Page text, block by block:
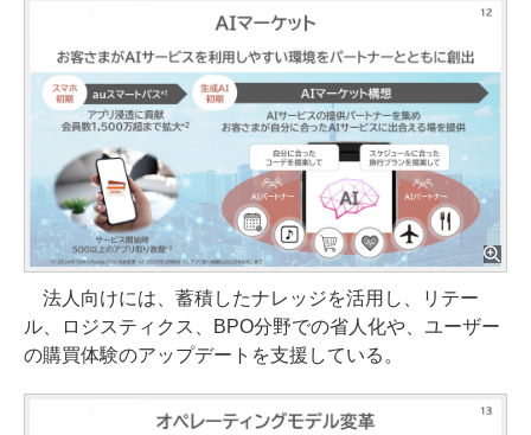
法人向けには、蓄積したナレッジを活用し、リテー
ル、ロジスティクス、BPO分野での省人化や、ユーザー
の購買体験のアップデートを支援している。